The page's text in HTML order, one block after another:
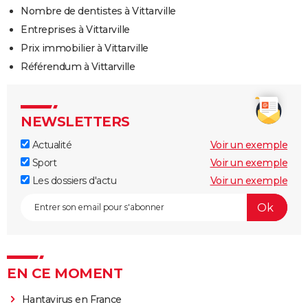
Nombre de dentistes à Vittarville
Entreprises à Vittarville
Prix immobilier à Vittarville
Référendum à Vittarville
NEWSLETTERS
Actualité
Voir un exemple
Sport
Voir un exemple
Les dossiers d'actu
Voir un exemple
EN CE MOMENT
Hantavirus en France